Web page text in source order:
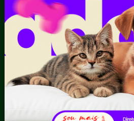
Padroeiro do Município
Perguntas Frequentes
Prefeita
Resultado de Exames
Serviços Digitais
Símbolos Municipais
Vice-Prefeito
Administração e Finanças